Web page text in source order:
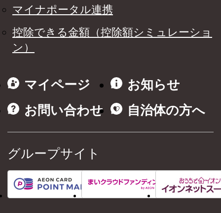
マイナポータル連携
控除できる金額（控除額シミュレーショ
ン）
マイページ
お知らせ
お問い合わせ
自治体の方へ
グループサイト